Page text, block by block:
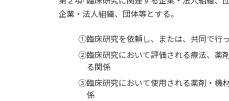
企業・法人組織、団体等とする。
①臨床研究を依頼し、または、共同で行
②臨床研究において評価される療法、薬
る関係
③臨床研究において使用される薬剤・機
係